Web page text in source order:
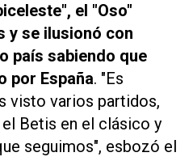
el "Oso"
y se ilusionó con
país sabiendo que
por España. "Es
visto varios partidos,
Betis en el clásico y
seguimos", esbozó el